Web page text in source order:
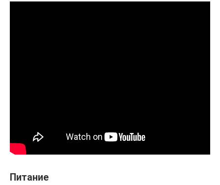
Питание